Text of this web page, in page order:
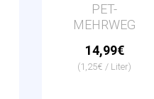
PET-
MEHRWEG
14,99€
(1,25€ / Liter)